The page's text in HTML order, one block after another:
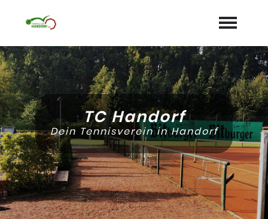
Startseite
Aktuelles
Termine
Unser Verein expand_more
Mannschaften
Jugend expand_more
TC Handorf
Dein Tennisverein in Handorf